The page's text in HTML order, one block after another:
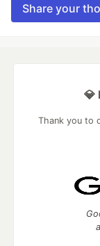
Share your
💎
Thank you to